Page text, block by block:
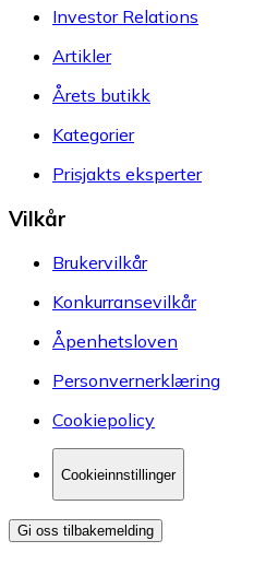
Investor Relations
Artikler
Årets butikk
Kategorier
Prisjakts eksperter
Vilkår
Brukervilkår
Konkurransevilkår
Åpenhetsloven
Personvernerklæring
Cookiepolicy
Cookieinnstillinger
Gi oss tilbakemelding